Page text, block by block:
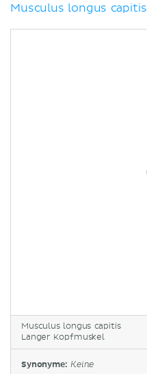
Musculus longus capitis
Musculus longus capitis
Langer Kopfmuskel
Synonyme: Keine